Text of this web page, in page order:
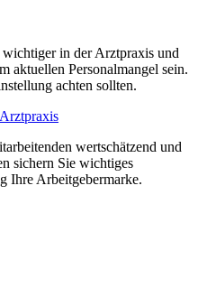
in der Arztpraxis und
aktuellen Personalmangel sein.
achten sollten.
wertschätzend und
sichern Sie wichtiges
Ihre Arbeitgebermarke.